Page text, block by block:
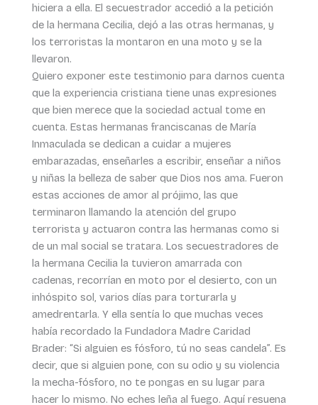
hiciera a ella. El secuestrador accedió a la petición
de la hermana Cecilia, dejó a las otras hermanas, y
los terroristas la montaron en una moto y se la
llevaron.
Quiero exponer este testimonio para darnos cuenta
que la experiencia cristiana tiene unas expresiones
que bien merece que la sociedad actual tome en
cuenta. Estas hermanas franciscanas de María
Inmaculada se dedican a cuidar a mujeres
embarazadas, enseñarles a escribir, enseñar a niños
y niñas la belleza de saber que Dios nos ama. Fueron
estas acciones de amor al prójimo, las que
terminaron llamando la atención del grupo
terrorista y actuaron contra las hermanas como si
de un mal social se tratara. Los secuestradores de
la hermana Cecilia la tuvieron amarrada con
cadenas, recorrían en moto por el desierto, con un
inhóspito sol, varios días para torturarla y
amedrentarla. Y ella sentía lo que muchas veces
había recordado la Fundadora Madre Caridad
Brader: “Si alguien es fósforo, tú no seas candela”. Es
decir, que si alguien pone, con su odio y su violencia
la mecha-fósforo, no te pongas en su lugar para
hacer lo mismo. No eches leña al fuego. Aquí resuena